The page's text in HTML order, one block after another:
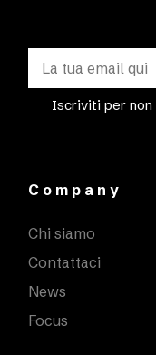
Iscriviti per
Company
Chi siamo
Contattaci
News
Focus